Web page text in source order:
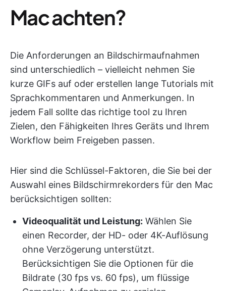
Mac achten?
Die Anforderungen an Bildschirmaufnahmen
sind unterschiedlich – vielleicht nehmen Sie
kurze GIFs auf oder erstellen lange Tutorials mit
Sprachkommentaren und Anmerkungen. In
jedem Fall sollte das richtige tool zu Ihren
Zielen, den Fähigkeiten Ihres Geräts und Ihrem
Workflow beim Freigeben passen.
Hier sind die Schlüssel-Faktoren, die Sie bei der
Auswahl eines Bildschirmrekorders für den Mac
berücksichtigen sollten:
Videoqualität und Leistung: Wählen Sie
einen Recorder, der HD- oder 4K-Auflösung
ohne Verzögerung unterstützt.
Berücksichtigen Sie die Optionen für die
Bildrate (30 fps vs. 60 fps), um flüssige